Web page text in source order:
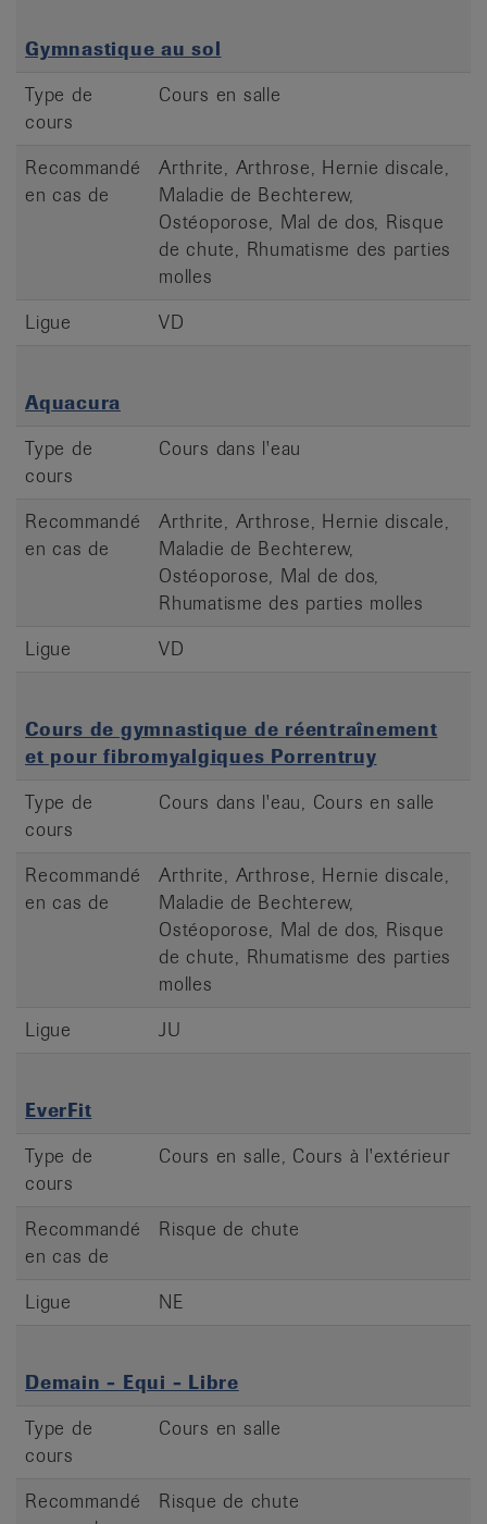
Gymnastique au sol
Type de
cours
Cours en salle
Recommandé
en cas de
Arthrite, Arthrose, Hernie discale,
Maladie de Bechterew,
Ostéoporose, Mal de dos, Risque
de chute, Rhumatisme des parties
molles
Ligue
VD
Aquacura
Type de
cours
Cours dans l'eau
Recommandé
en cas de
Arthrite, Arthrose, Hernie discale,
Maladie de Bechterew,
Ostéoporose, Mal de dos,
Rhumatisme des parties molles
Ligue
VD
Cours de gymnastique de réentraînement
et pour fibromyalgiques Porrentruy
Type de
cours
Cours dans l'eau, Cours en salle
Recommandé
en cas de
Arthrite, Arthrose, Hernie discale,
Maladie de Bechterew,
Ostéoporose, Mal de dos, Risque
de chute, Rhumatisme des parties
molles
Ligue
JU
EverFit
Type de
cours
Cours en salle, Cours à l'extérieur
Recommandé
en cas de
Risque de chute
Ligue NE
Demain - Equi - Libre
Type de
cours
Cours en salle
Recommandé
Risque de chute